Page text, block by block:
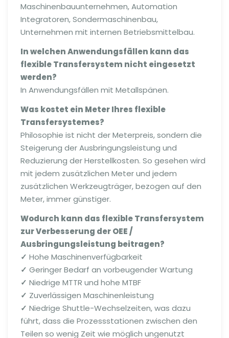
Maschinenbauunternehmen, Automation
Integratoren, Sondermaschinenbau,
Unternehmen mit internen Betriebsmittelbau.
In welchen Anwendungsfällen kann das
flexibleTransfersystem nicht eingesetzt
werden?
In Anwendungsfällen mit Metallspänen.
Was kostet ein Meter Ihres flexible
Transfersystemes?
Philosophie ist nicht der Meterpreis, sondern die
Steigerung der Ausbringungsleistung und
Reduzierung der Herstellkosten. So gesehen wird
mit jedem zusätzlichen Meter und jedem
zusätzlichen Werkzeugträger, bezogen auf den
Meter, immer günstiger.
Wodurch kann das flexibleTransfersystem
zur Verbesserung der OEE /
Ausbringungsleistung beitragen?
✓ Hohe Maschinenverfügbarkeit
✓ Geringer Bedarf an vorbeugender Wartung
✓ Niedrige MTTR und hohe MTBF
✓ Zuverlässigen Maschinenleistung
✓ Niedrige Shuttle-Wechselzeiten, was dazu
führt, dass die Prozessstationen zwischen den
Teilen so wenig Zeit wie möglich ungenutzt